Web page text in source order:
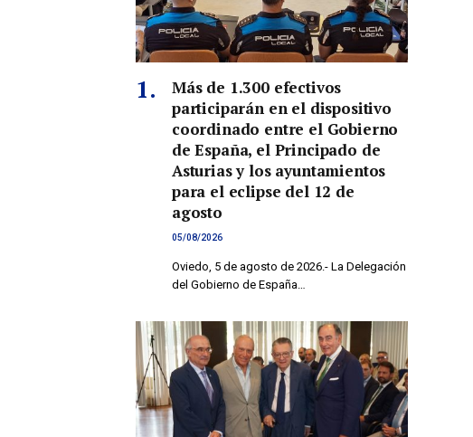
Más de 1.300 efectivos
participarán en el dispositivo
coordinado entre el Gobierno
de España, el Principado de
Asturias y los ayuntamientos
para el eclipse del 12 de
agosto
05/08/2026
Oviedo, 5 de agosto de 2026.- La Delegación
del Gobierno de España…